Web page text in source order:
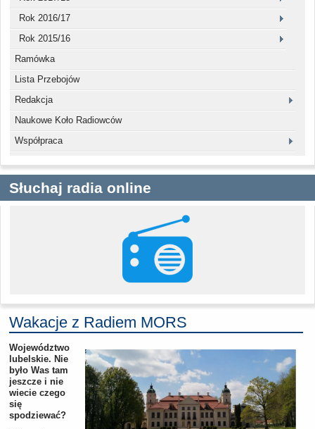
Rok 2016/17
Rok 2015/16
Ramówka
Lista Przebojów
Redakcja
Naukowe Koło Radiowców
Współpraca
Słuchaj radia online
Wakacje z Radiem MORS
Województwo
lubelskie. Nie
było Was tam
jeszcze i nie
wiecie czego
się
spodziewać?